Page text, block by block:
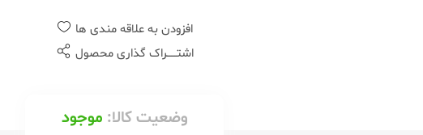
افزودن به علاقه مندی ها
اشتــــــراک گذاری محصول
وضعیت کالا: موجود